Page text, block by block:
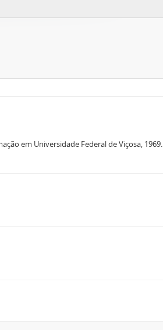
em Universidade Federal de Viçosa, 1969.